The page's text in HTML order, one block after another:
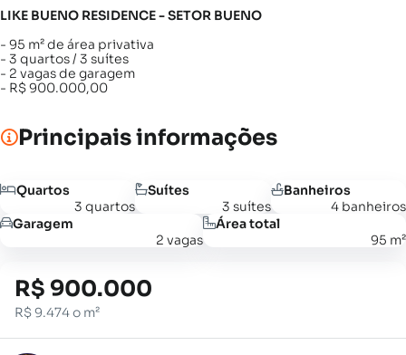
LIKE BUENO RESIDENCE - SETOR BUENO
- 95 m² de área privativa
- 3 quartos / 3 suítes
- 2 vagas de garagem
- R$ 900.000,00
Principais informações
Quartos
3 quartos
Suítes
3 suítes
Banheiros
4 banheiros
Garagem
2 vagas
Área total
95 m²
R$ 900.000
R$ 9.474 o m²